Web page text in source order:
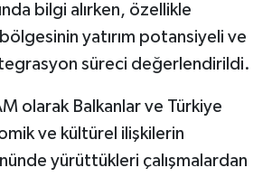
bilgi alırken, özellikle
yatırım potansiyeli ve
süreci değerlendirildi.
olarak Balkanlar ve Türkiye
ve kültürel ilişkilerin
yürüttükleri çalışmalardan